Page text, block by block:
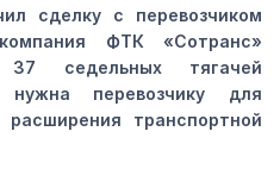
сделку с перевозчиком
ФТК «Сотранс»
седельных тягачей
перевозчику для
транспортной